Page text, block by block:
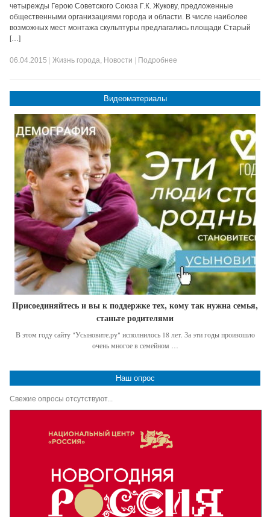
четырежды Герою Советского Союза Г.К. Жукову, предложенные
общественными организациями города и области. В числе наиболее
возможных мест монтажа скульптуры предлагались площади Старый
[…]
06.04.2015 |Жизнь города, Новости Подробнее
Видеоматериалы
Присоединяйтесь и вы к поддержке тех, кому так нужна семья,
станьте родителями
В этом году сайту "Усыновите.ру" исполнилось 18 лет. За эти годы произошло
очень многое в семейном …
Наш опрос
Свежие опросы отсутствуют...